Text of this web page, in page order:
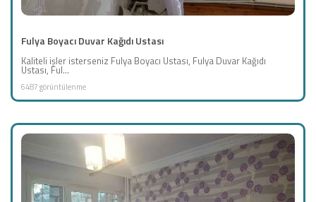
Fulya Boyacı Duvar Kağıdı Ustası
Kaliteli işler isterseniz Fulya Boyacı Ustası, Fulya Duvar Kağıdı
Ustası, Ful...
6487 görüntülenme